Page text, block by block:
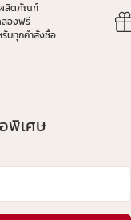
ผลิตภัณฑ์
องฟรี
บทุกคำสั่งซื้อ
พิเศษ